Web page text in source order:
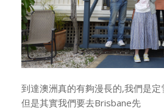
到達澳洲真的有夠漫長的,我們是
但是其實我們要去Brisbane先